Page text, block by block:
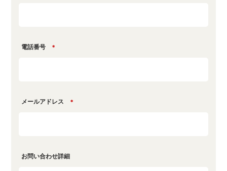
電話番号 ＊
メールアドレス ＊
お問い合わせ詳細